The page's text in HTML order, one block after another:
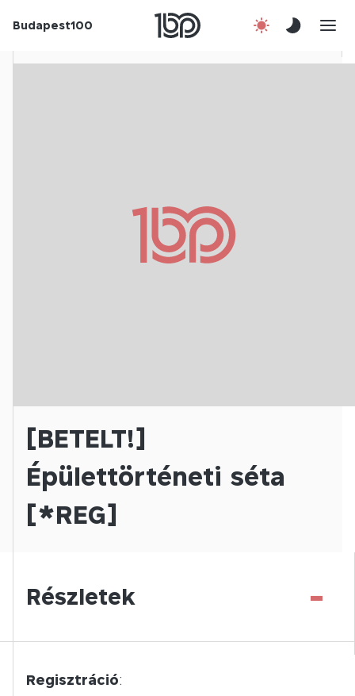
Budapest100
[BETELT!]
Épülettörténeti séta
[*REG]
Részletek -
Regisztráció: